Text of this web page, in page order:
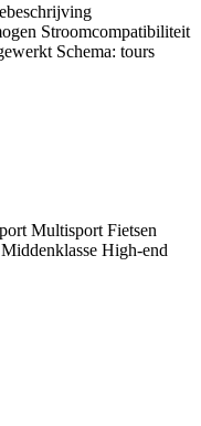
Stroomcompatibiliteit
Schema: tours
Multisport Fietsen
High-end